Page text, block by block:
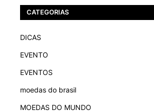
CATEGORIAS
DICAS
EVENTO
EVENTOS
moedas do brasil
MOEDAS DO MUNDO